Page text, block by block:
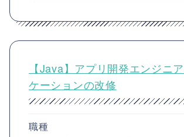
【Java】アプリ開発エンジニ
ケーションの改修
職種